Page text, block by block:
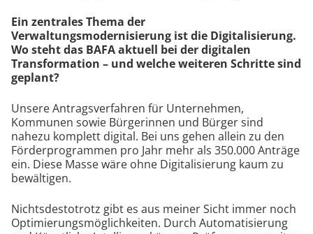
Ein zentrales Thema der
Verwaltungsmodernisierung ist die Digitalisierung.
Wo steht das BAFA aktuell bei der digitalen
Transformation – und welche weiteren Schritte sind
geplant?
Unsere Antragsverfahren für Unternehmen,
Kommunen sowie Bürgerinnen und Bürger sind
nahezu komplett digital. Bei uns gehen allein zu den
Förderprogrammen pro Jahr mehr als 350.000 Anträge
ein. Diese Masse wäre ohne Digitalisierung kaum zu
bewältigen.
Nichtsdestotrotz gibt es aus meiner Sicht immer noch
Optimierungsmöglichkeiten. Durch Automatisierung